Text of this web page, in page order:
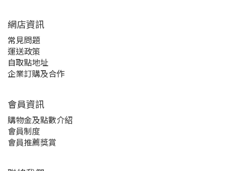
網店資訊
常見問題
運送政策
自取點地址
企業訂購及合作
會員資訊
購物金及點數介紹
會員制度
會員推薦獎賞